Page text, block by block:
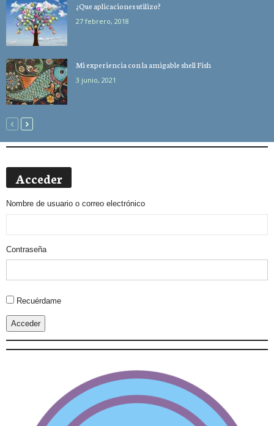
¿Que aplicaciones utilizo?
27 febrero, 2018
Mi experiencia con la amigable shell Fish
3 junio, 2021
Acceder
Nombre de usuario o correo electrónico
Contraseña
Alternative:
Recuérdame
Acceder